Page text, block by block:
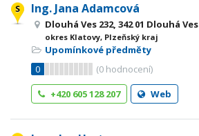
Ing. Jana Adamcová
Dlouhá Ves 232, 342 01 Dlouhá Ves
okres Klatovy, Plzeňský kraj
Upomínkové předměty
0
(0 hodnocení)
+420 605 128 207
Web